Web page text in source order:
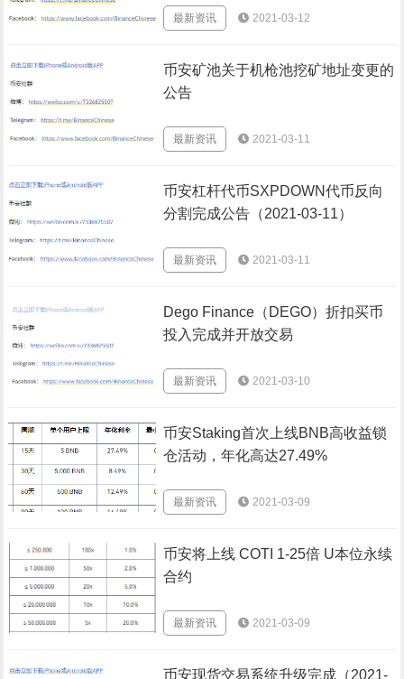
最新资讯 2021-03-12
币安矿池关于机枪池挖矿地址变更的
公告
最新资讯 2021-03-11
币安杠杆代币SXPDOWN代币反向
分割完成公告（2021-03-11）
最新资讯 2021-03-11
Dego Finance（DEGO）折扣买币
投入完成并开放交易
最新资讯 2021-03-10
币安Staking首次上线BNB高收益锁
仓活动，年化高达27.49%
最新资讯 2021-03-09
币安将上线 COTI 1-25倍 U本位永续
合约
最新资讯 2021-03-09
币安现货交易系统升级完成（2021-